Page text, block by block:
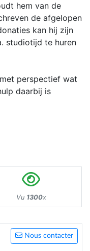
hem van de
de afgelopen
kan hij zijn
studiotijd te huren
perspectief wat
daarbij is
Vu 1300x
Nous contacter